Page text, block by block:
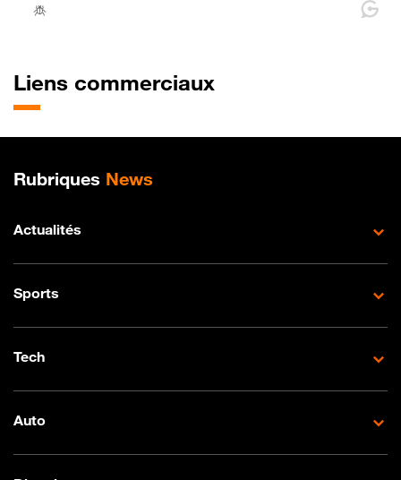
Liens commerciaux
Plan de site
Rubriques News
Actualités
Sports
Tech
Auto